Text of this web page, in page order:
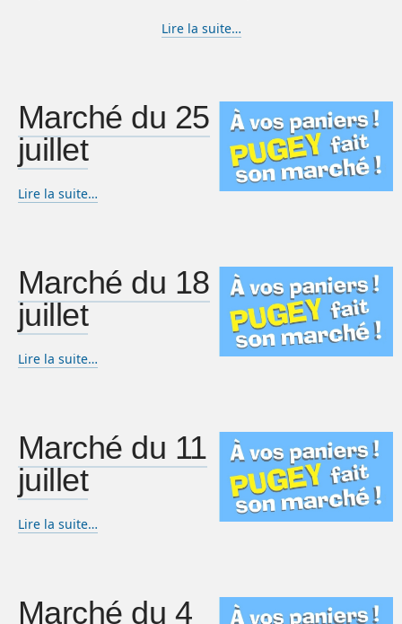
Lire la suite…
Marché du 25
juillet
Lire la suite…
Marché du 18
juillet
Lire la suite…
Marché du 11
juillet
Lire la suite…
Marché du 4